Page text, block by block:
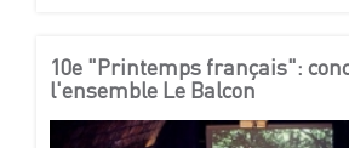
10e "Printemps français":
l'ensemble Le Balcon